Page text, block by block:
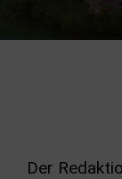
Der